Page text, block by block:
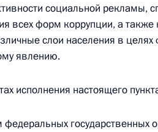
от 26.07.2026 г. № 259-
в статью 11 Федерального закона
социальной рекламы,
всех форм коррупции, а
слои населения в
явлению.
исполнения настоящего
государственных